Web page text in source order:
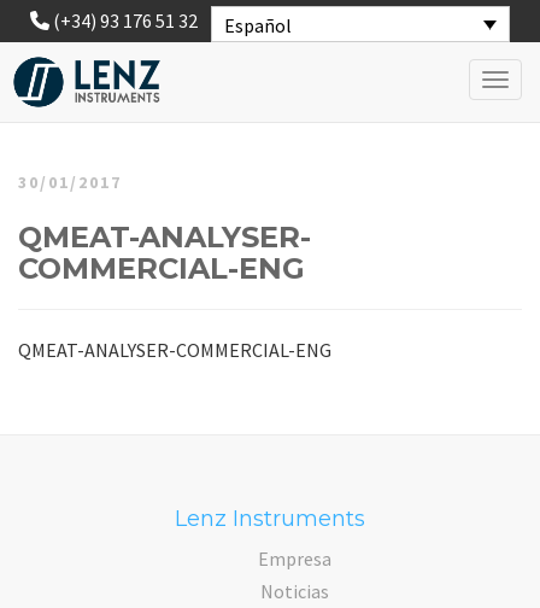
Español
(+34) 93 176 51 32
30/01/2017
QMEAT-ANALYSER-
COMMERCIAL-ENG
QMEAT-ANALYSER-COMMERCIAL-ENG
Lenz Instruments
Empresa
Noticias